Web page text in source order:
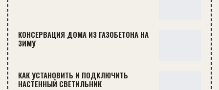
КОНСЕРВАЦИЯ ДОМА ИЗ ГАЗОБЕТОНА НА
ЗИМУ
КАК УСТАНОВИТЬ И ПОДКЛЮЧИТЬ
НАСТЕННЫЙ СВЕТИЛЬНИК